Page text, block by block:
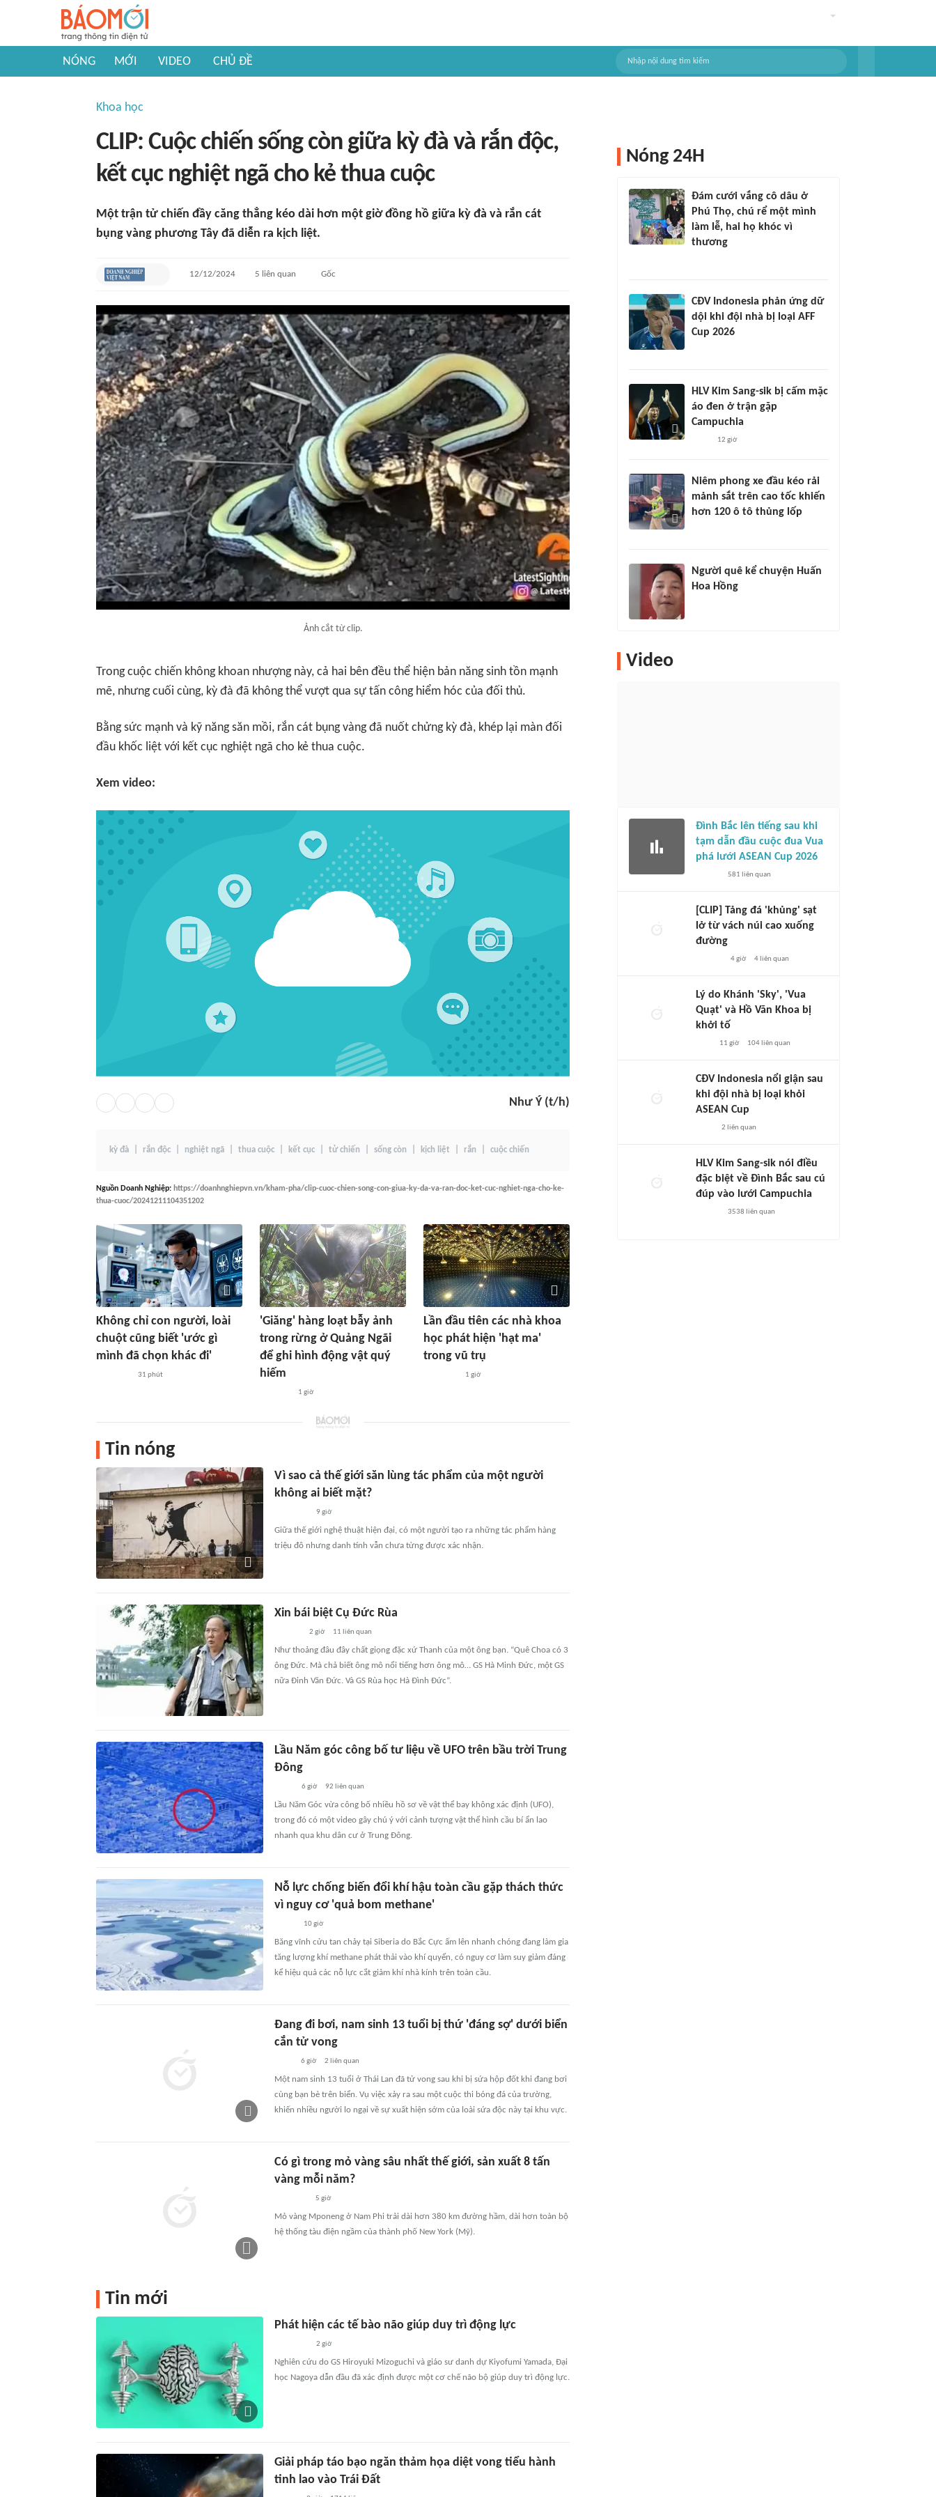
NÓNG MỚI VIDEO CHỦ ĐỀ
Khoa học
CLIP: Cuộc chiến sống còn giữa kỳ đà và rắn độc,
kết cục nghiệt ngã cho kẻ thua cuộc
Một trận tử chiến đầy căng thẳng kéo dài hơn một giờ đồng hồ giữa kỳ đà và rắn cát
bụng vàng phương Tây đã diễn ra kịch liệt.
12/12/2024 5 liên quan Gốc
Ảnh cắt từ clip.
Trong cuộc chiến không khoan nhượng này, cả hai bên đều thể hiện bản năng sinh tồn mạnh
mẽ, nhưng cuối cùng, kỳ đà đã không thể vượt qua sự tấn công hiểm hóc của đối thủ.
Bằng sức mạnh và kỹ năng săn mồi, rắn cát bụng vàng đã nuốt chửng kỳ đà, khép lại màn đối
đầu khốc liệt với kết cục nghiệt ngã cho kẻ thua cuộc.
Xem video:
Như Ý (t/h)
kỳ đà rắn độc nghiệt ngã thua cuộc kết cục tử chiến sống còn kịch liệt rắn cuộc chiến
Nguồn Doanh Nghiệp: https://doanhnghiepvn.vn/kham-pha/clip-cuoc-chien-song-con-giua-ky-da-va-ran-doc-ket-cuc-nghiet-nga-cho-ke-
thua-cuoc/20241211104351202
Không chỉ con người, loài
chuột cũng biết 'ước gì
mình đã chọn khác đi'
31 phút
'Giăng' hàng loạt bẫy ảnh
trong rừng ở Quảng Ngãi
để ghi hình động vật quý
hiếm
1 giờ
Lần đầu tiên các nhà khoa
học phát hiện 'hạt ma'
trong vũ trụ
1 giờ
Tin nóng
Vì sao cả thế giới săn lùng tác phẩm của một người
không ai biết mặt?
9 giờ
Giữa thế giới nghệ thuật hiện đại, có một người tạo ra những tác phẩm hàng
triệu đô nhưng danh tính vẫn chưa từng được xác nhận.
Xin bái biệt Cụ Đức Rùa
2 giờ 11 liên quan
Như thoảng đâu đây chất giọng đặc xứ Thanh của một ông bạn. “Quê Choa có 3
ông Đức. Mà chả biết ông mô nổi tiếng hơn ông mô… GS Hà Minh Đức, một GS
nữa Đinh Văn Đức. Và GS Rùa học Hà Đình Đức”.
Lầu Năm góc công bố tư liệu về UFO trên bầu trời Trung
Đông
6 giờ 92 liên quan
Lầu Năm Góc vừa công bố nhiều hồ sơ về vật thể bay không xác định (UFO),
trong đó có một video gây chú ý với cảnh tượng vật thể hình cầu bí ẩn lao
nhanh qua khu dân cư ở Trung Đông.
Nỗ lực chống biến đổi khí hậu toàn cầu gặp thách thức
vì nguy cơ 'quả bom methane'
10 giờ
Băng vĩnh cửu tan chảy tại Siberia do Bắc Cực ấm lên nhanh chóng đang làm gia
tăng lượng khí methane phát thải vào khí quyển, có nguy cơ làm suy giảm đáng
kể hiệu quả các nỗ lực cắt giảm khí nhà kính trên toàn cầu.
Đang đi bơi, nam sinh 13 tuổi bị thứ 'đáng sợ' dưới biển
cắn tử vong
6 giờ 2 liên quan
Một nam sinh 13 tuổi ở Thái Lan đã tử vong sau khi bị sứa hộp đốt khi đang bơi
cùng bạn bè trên biển. Vụ việc xảy ra sau một cuộc thi bóng đá của trường,
khiến nhiều người lo ngại về sự xuất hiện sớm của loài sứa độc này tại khu vực.
Có gì trong mỏ vàng sâu nhất thế giới, sản xuất 8 tấn
vàng mỗi năm?
5 giờ
Mỏ vàng Mponeng ở Nam Phi trải dài hơn 380 km đường hầm, dài hơn toàn bộ
hệ thống tàu điện ngầm của thành phố New York (Mỹ).
Tin mới
Phát hiện các tế bào não giúp duy trì động lực
2 giờ
Nghiên cứu do GS Hiroyuki Mizoguchi và giáo sư danh dự Kiyofumi Yamada, Đại
học Nagoya dẫn đầu đã xác định được một cơ chế não bộ giúp duy trì động lực.
Giải pháp táo bạo ngăn thảm họa diệt vong tiểu hành
tinh lao vào Trái Đất
Nóng 24H
Đám cưới vắng cô dâu ở
Phú Thọ, chú rể một mình
làm lễ, hai họ khóc vì
thương
CĐV Indonesia phản ứng dữ
dội khi đội nhà bị loại AFF
Cup 2026
HLV Kim Sang-sik bị cấm mặc
áo đen ở trận gặp
Campuchia
12 giờ
Niêm phong xe đầu kéo rải
mảnh sắt trên cao tốc khiến
hơn 120 ô tô thủng lốp
Người quê kể chuyện Huấn
Hoa Hồng
Video
Đình Bắc lên tiếng sau khi
tạm dẫn đầu cuộc đua Vua
phá lưới ASEAN Cup 2026
581 liên quan
[CLIP] Tảng đá 'khủng' sạt
lở từ vách núi cao xuống
đường
4 giờ 4liên quan
Lý do Khánh 'Sky', 'Vua
Quạt' và Hồ Văn Khoa bị
khởi tố
11 giờ 104liên quan
CĐV Indonesia nổi giận sau
khi đội nhà bị loại khỏi
ASEAN Cup
2 liên quan
HLV Kim Sang-sik nói điều
đặc biệt về Đình Bắc sau cú
đúp vào lưới Campuchia
3538 liên quan